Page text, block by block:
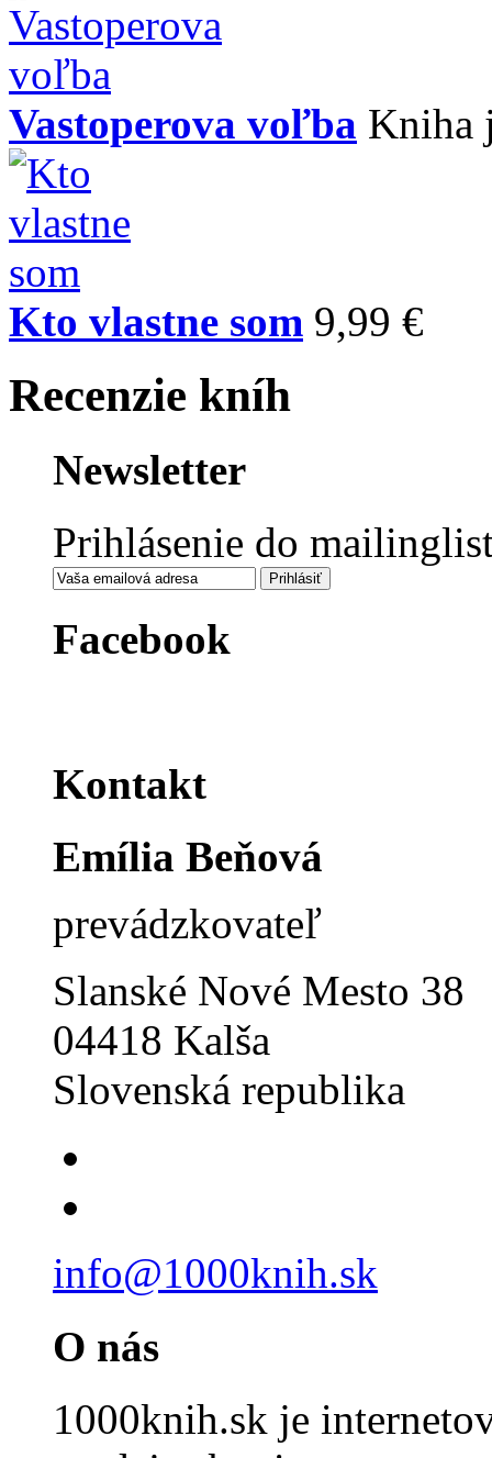
Vastoperova voľba Kniha
Kto vlastne som 9,99 €
Recenzie kníh
Newsletter
Prihlásenie do
Facebook
Kontakt
Emília Beňová
prevádzkovateľ
Slanské Nové Mesto 38
04418 Kalša
Slovenská republika
info@1000knih.sk
O nás
1000knih.sk je